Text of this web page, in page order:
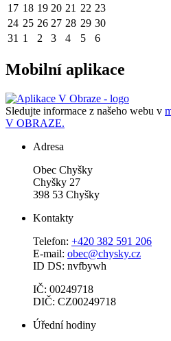
17 18 19 20 21 22 23
24 25 26 27 28 29 30
31 1 2 3 4 5 6
Mobilní aplikace
Sledujte informace z našeho webu v
V OBRAZE.
Adresa
Obec Chyšky
Chyšky 27
398 53 Chyšky
Kontakty
Telefon: +420 382 591 206
E-mail: obec@chysky.cz
ID DS: nvfbywh
IČ: 00249718
DIČ: CZ00249718
Úřední hodiny